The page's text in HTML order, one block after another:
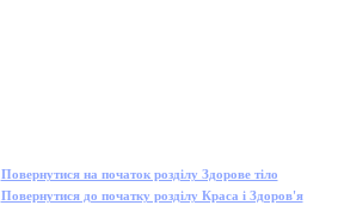
Повернутися на початок розділу Здорове тіло
Повернутися до початку розділу Краса і Здоров'я